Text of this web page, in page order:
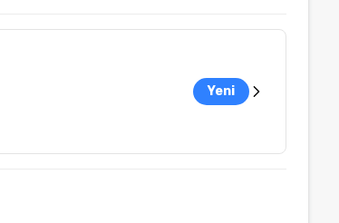
Yeni